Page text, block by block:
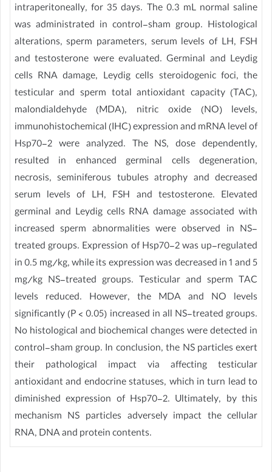
intraperitoneally, for 35 days. The 0.3 mL normal saline
was administrated in control-sham group. Histological
alterations, sperm parameters, serum levels of LH, FSH
and testosterone were evaluated. Germinal and Leydig
cells RNA damage, Leydig cells steroidogenic foci, the
testicular and sperm total antioxidant capacity (TAC),
malondialdehyde (MDA), nitric oxide (NO) levels,
immunohistochemical (IHC) expression and mRNA level of
Hsp70-2 were analyzed. The NS, dose dependently,
resulted in enhanced germinal cells degeneration,
necrosis, seminiferous tubules atrophy and decreased
serum levels of LH, FSH and testosterone. Elevated
germinal and Leydig cells RNA damage associated with
increased sperm abnormalities were observed in NS-
treated groups. Expression of Hsp70-2 was up-regulated
in 0.5 mg/kg, while its expression was decreased in 1 and 5
mg/kg NS-treated groups. Testicular and sperm TAC
levels reduced. However, the MDA and NO levels
significantly (P < 0.05) increased in all NS-treated groups.
No histological and biochemical changes were detected in
control-sham group. In conclusion, the NS particles exert
their pathological impact via affecting testicular
antioxidant and endocrine statuses, which in turn lead to
diminished expression of Hsp70-2. Ultimately, by this
mechanism NS particles adversely impact the cellular
RNA, DNA and protein contents.